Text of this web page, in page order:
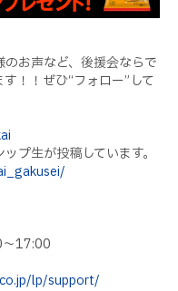
お声など、後援会ならで
！！ぜひ“フォロー”して
プ生が投稿しています。
〜17:00
lp/support/